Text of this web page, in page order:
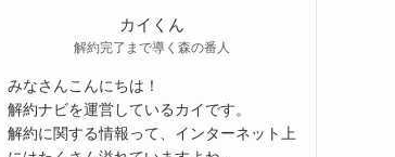
カイくん
解約完了まで導く森の番人
みなさんこんにちは！
解約ナビを運営しているカイです。
解約に関する情報って、インターネット上